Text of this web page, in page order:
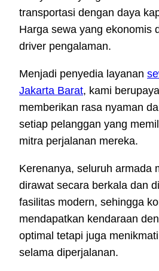
transportasi dengan daya
Harga sewa yang ekonomis
driver pengalaman.
Menjadi penyedia layanan
Jakarta Barat, kami
memberikan rasa nyaman
setiap pelanggan yang
mitra perjalanan mereka.
Kerenanya, seluruh armada
dirawat secara berkala dan
fasilitas modern, sehingga
mendapatkan kendaraan
optimal tetapi juga
selama diperjalanan.